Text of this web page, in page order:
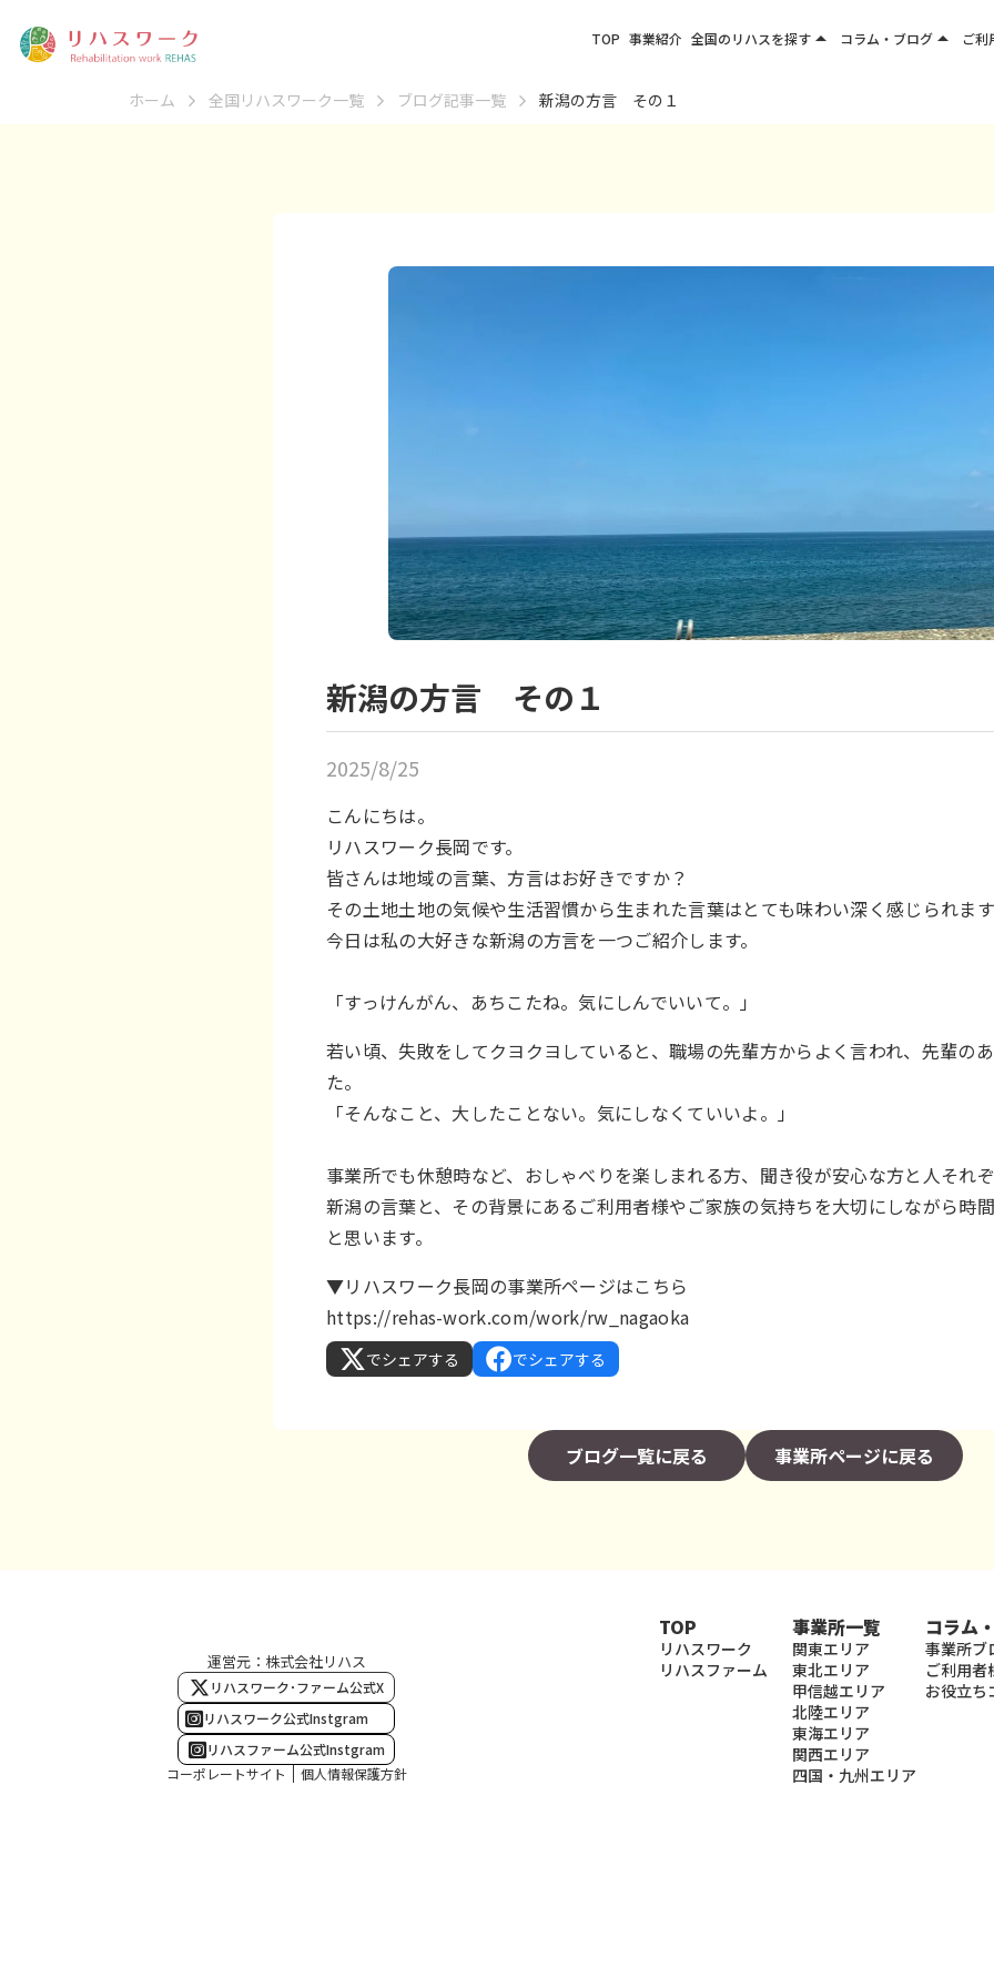
ホーム 全国リハスワーク一覧 ブログ記事一覧 新潟の方言 その１
新潟の方言 その１
2025/8/25
こんにちは。
リハスワーク長岡です。
皆さんは地域の言葉、方言はお好きですか？
その土地土地の気候や生活習慣から生まれた言葉はとても味わい深く感じられま
今日は私の大好きな新潟の方言を一つご紹介します。
「すっけんがん、あちこたね。気にしんでいいて。」
若い頃、失敗をしてクヨクヨしていると、職場の先輩方からよく言われ、先輩の
た。
「そんなこと、大したことない。気にしなくていいよ。」
事業所でも休憩時など、おしゃべりを楽しまれる方、聞き役が安心な方と人それ
新潟の言葉と、その背景にあるご利用者様やご家族の気持ちを大切にしながら時
と思います。
▼リハスワーク長岡の事業所ページはこちら
https://rehas-work.com/work/rw_nagaoka
でシェアする でシェアする
ブログ一覧に戻る 事業所ページに戻る
TOP 事業紹介 全国のリハスを探すarrow_drop_up コラム・ブログarrow_drop_up ご利
運営元：株式会社リハス
リハスワーク･ファーム公式X
リハスワーク公式Instgram
リハスファーム公式Instgram
コーポレートサイト
個人情報保護方針
TOP
リハスワーク
リハスファーム
事業所一覧
関東エリア
東北エリア
甲信越エリア
北陸エリア
東海エリア
関西エリア
四国・九州エリア
コラム
事業所ブ
ご利用者
お役立ち